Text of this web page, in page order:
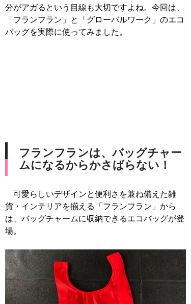
分がアガるという目線も大切ですよね。今回は、
「フランフラン」と「グローバルワーク」のエコ
バッグを実際に使ってみました。
フランフランは、バッグチャー
ムになるからかさばらない！
可愛らしいデザインと便利さを兼ね備えた雑
貨・インテリアを揃える「フランフラン」から
は、バッグチャームに収納できるエコバッグが登
場。